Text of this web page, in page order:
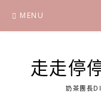
content
MENU
走走停
奶茶團長